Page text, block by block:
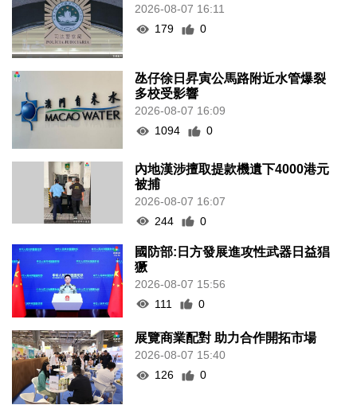
2026-08-07 16:11
179
0
氹仔徐日昇寅公馬路附近水管爆裂
多校受影響
2026-08-07 16:09
1094
0
內地漢涉擅取提款機遺下4000港元
被捕
2026-08-07 16:07
244
0
國防部:日方發展進攻性武器日益猖
獗
2026-08-07 15:56
111
0
展覽商業配對 助力合作開拓市場
2026-08-07 15:40
126
0